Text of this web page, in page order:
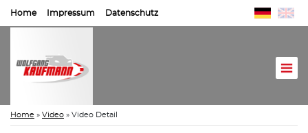
Home Impressum Datenschutz
Home » Video » Video Detail